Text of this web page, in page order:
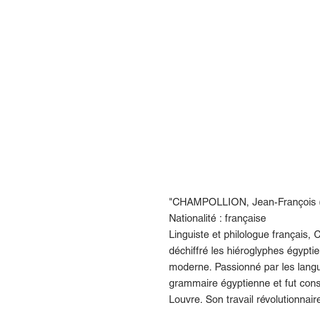
"CHAMPOLLION, Jean-François
Nationalité : française
Linguiste et philologue français,
déchiffré les hiéroglyphes
moderne. Passionné par les
grammaire égyptienne et fut
Louvre. Son travail